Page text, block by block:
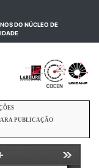
DO NÚCLEO DE
(current)
PUBLICAÇÃO